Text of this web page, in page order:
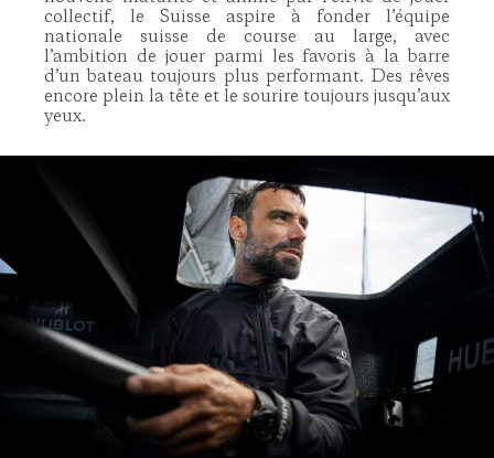
collectif, le Suisse aspire à fonder l’équipe
nationale suisse de course au large, avec
l’ambition de jouer parmi les favoris à la barre
d’un bateau toujours plus performant. Des rêves
encore plein la tête et le sourire toujours jusqu’aux
yeux.